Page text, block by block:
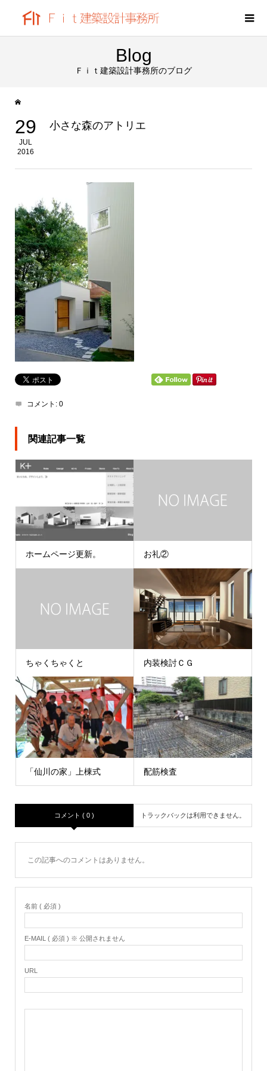
Blog
Ｆｉｔ建築設計事務所のブログ
29
JUL
2016
小さな森のアトリエ
コメント: 0
関連記事一覧
ホームページ更新。 お礼②
ちゃくちゃくと 内装検討ＣＧ
「仙川の家」上棟式 配筋検査
コメント ( 0 ) トラックバックは利用できません。
この記事へのコメントはありません。
名前 ( 必須 )
E-MAIL ( 必須 ) ※ 公開されません
URL